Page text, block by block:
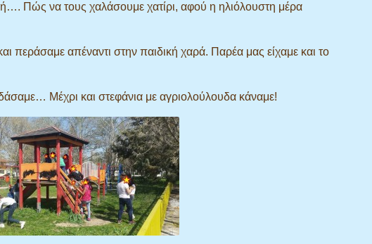
Πώς να τους χαλάσουμε χατίρι, αφού η ηλιόλουστη μέρα
περάσαμε απέναντι στην παιδική χαρά. Παρέα μας είχαμε και το
Μέχρι και στεφάνια με αγριολούλουδα κάναμε!